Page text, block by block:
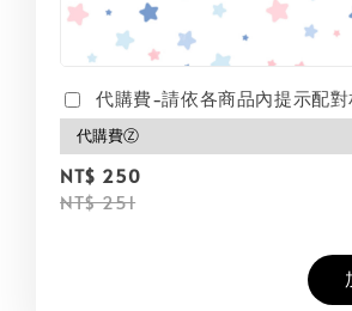
代購費-請依各商品內提示配
NT$ 250
NT$ 251